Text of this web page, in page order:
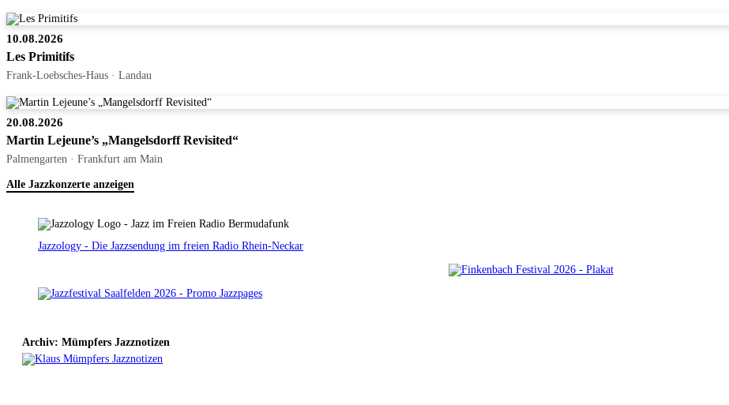
10.08.2026
Les Primitifs
Frank-Loebsches-Haus · Landau
20.08.2026
Martin Lejeune’s „Mangelsdorff Revisited“
Palmengarten · Frankfurt am Main
Alle Jazzkonzerte anzeigen
Jazzology - Die Jazzsendung im freien Radio Rhein-Neckar
Archiv: Mümpfers Jazznotizen